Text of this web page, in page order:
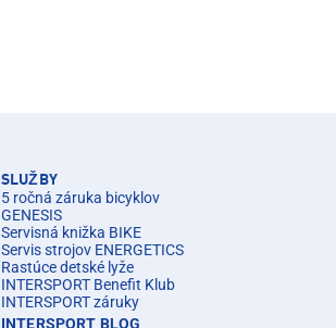
SLUŽBY
5 ročná záruka bicyklov
GENESIS
Servisná knižka BIKE
Servis strojov ENERGETICS
Rastúce detské lyže
INTERSPORT Benefit Klub
INTERSPORT záruky
INTERSPORT BLOG